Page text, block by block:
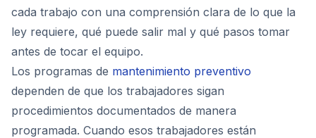
cada trabajo con una comprensión clara de lo que la
ley requiere, qué puede salir mal y qué pasos tomar
antes de tocar el equipo.
Los programas de mantenimiento preventivo
dependen de que los trabajadores sigan
procedimientos documentados de manera
programada. Cuando esos trabajadores están